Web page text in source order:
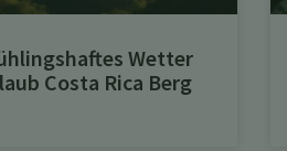
Wetter
Costa Rica Berg